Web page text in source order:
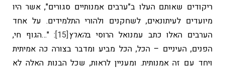
ריקודים שאותם העלו ב"ערבים אמנותיים סגורים", אשר היו
מיועדים לעיתונאים, לשחקנים ולהורי התלמידים. על אחד
הערבים האלו כתב עמנואל הרוסי בהארץ [15]
: "…הגוף חי,
הפנים, העיניים – הכל, הכל מביע ומדבר בצורה כה אמיתית
ויחד עם זה אמנותית. ומעניין לראות, שכל הבנות האלה לא